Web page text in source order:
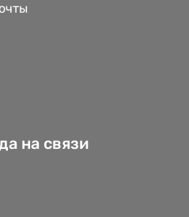
на связи